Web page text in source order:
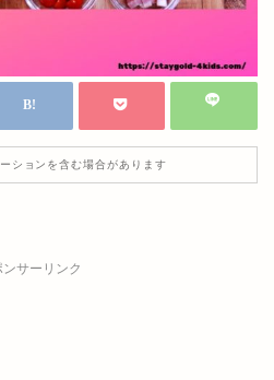
ションを含む場合があります
ンサーリンク